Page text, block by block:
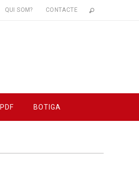
QUI SOM? CONTACTE
BOTIGA